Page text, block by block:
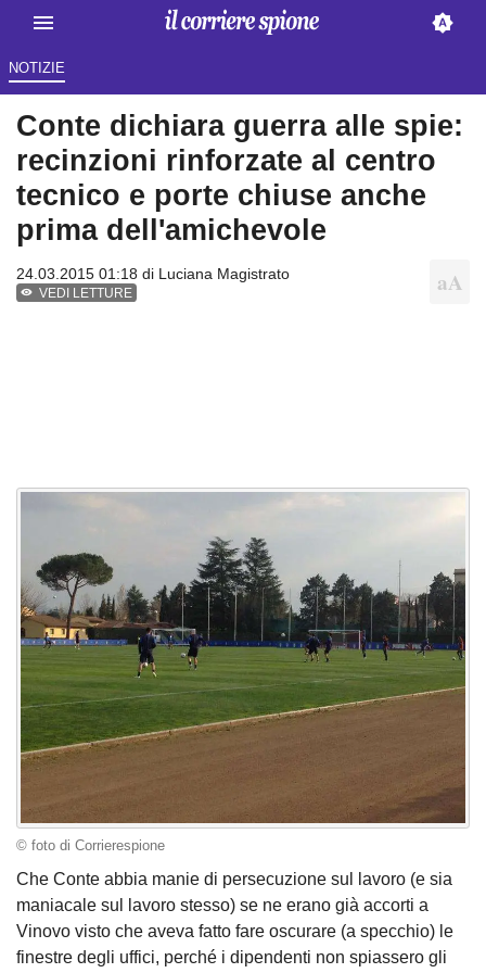
NOTIZIE
Conte dichiara guerra alle spie:
recinzioni rinforzate al centro
tecnico e porte chiuse anche
prima dell'amichevole
24.03.2015 01:18 di Luciana Magistrato
VEDI LETTURE
© foto di Corrierespione
Che Conte abbia manie di persecuzione sul lavoro (e sia
maniacale sul lavoro stesso) se ne erano già accorti a
Vinovo visto che aveva fatto fare oscurare (a specchio) le
finestre degli uffici, perché i dipendenti non spiassero gli